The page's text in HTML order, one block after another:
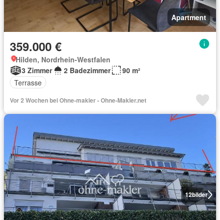
Apartment
359.000 €
Hilden, Nordrhein-Westfalen
3 Zimmer
2 Badezimmer
90 m²
Terrasse
Vor 2 Wochen bei Ohne-makler - Ohne-Makler.net
12bilder